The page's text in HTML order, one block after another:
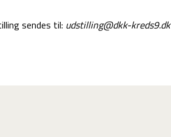
sendes til: udstilling@dkk-kreds9.dk